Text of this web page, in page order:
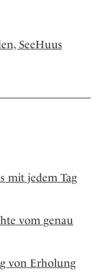
SeeHuus
mit jedem Tag
vom genau
von Erholung